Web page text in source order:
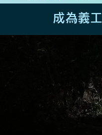
成為義工